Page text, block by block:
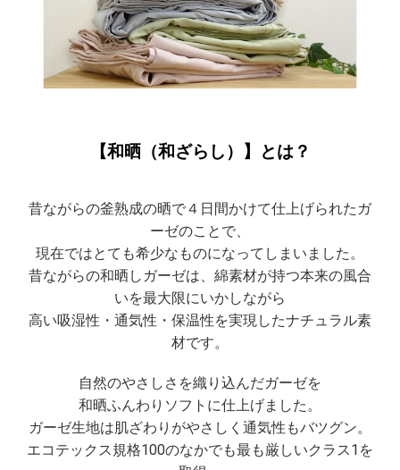
【和晒（和ざらし）】とは？
昔ながらの釜熟成の晒で４日間かけて仕上げられたガ
ーゼのことで、
現在ではとても希少なものになってしまいました。
昔ながらの和晒しガーゼは、綿素材が持つ本来の風合
いを最大限にいかしながら
高い吸湿性・通気性・保温性を実現したナチュラル素
材です。
自然のやさしさを織り込んだガーゼを
和晒ふんわりソフトに仕上げました。
ガーゼ生地は肌ざわりがやさしく通気性もバツグン。
エコテックス規格100のなかでも最も厳しいクラス1を